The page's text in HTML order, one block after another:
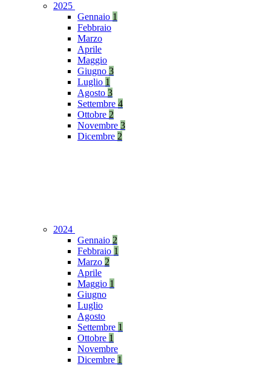
2025
Gennaio 1
Febbraio
Marzo
Aprile
Maggio
Giugno 3
Luglio 1
Agosto 3
Settembre 4
Ottobre 2
Novembre 3
Dicembre 2
2024
Gennaio 2
Febbraio 1
Marzo 2
Aprile
Maggio 1
Giugno
Luglio
Agosto
Settembre 1
Ottobre 1
Novembre
Dicembre 1